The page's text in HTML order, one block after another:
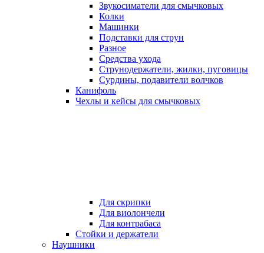
Звукосиматели для смычковых
Колки
Машинки
Подставки для струн
Разное
Средства ухода
Струнодержатели, жилки, пуговицы
Сурдины, подавители волчков
Канифоль
Чехлы и кейсы для смычковых
Для скрипки
Для виолончели
Для контрабаса
Стойки и держатели
Наушники